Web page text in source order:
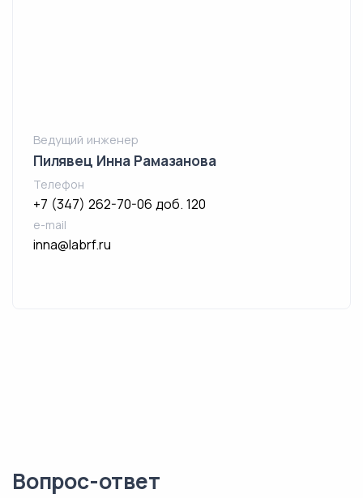
Ведущий инженер
Пилявец Инна Рамазанова
Телефон
+7 (347) 262-70-06 доб. 120
e-mail
inna@labrf.ru
Вопрос-ответ